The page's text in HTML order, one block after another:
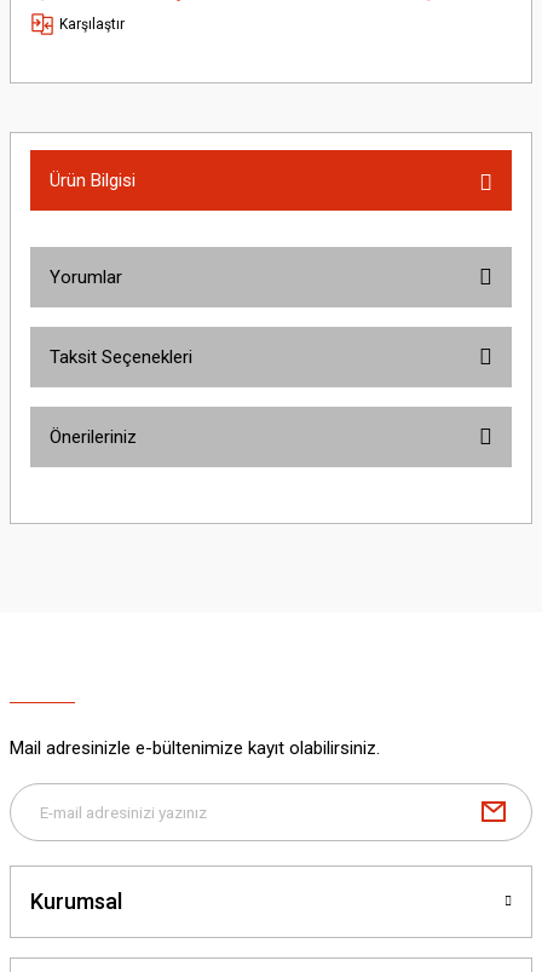
Karşılaştır
Ürün Bilgisi
Yorumlar
Taksit Seçenekleri
Önerileriniz
yetersiz gördüğünüz noktaları öneri formunu kullanarak tarafımıza
Bu ürüne benzer farklı alternatifler olmalı.
Mail adresinizle e-bültenimize kayıt olabilirsiniz.
Kurumsal